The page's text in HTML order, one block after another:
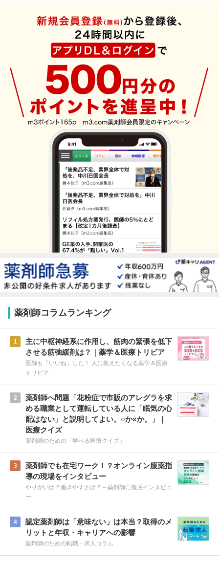
薬剤師コラムランキング
1
主に中枢神経系に作用し、筋肉の緊張を低下
させる筋弛緩剤は？｜薬学＆医療トリビア
医師も「いいね」した！ 人に教えたくなる薬学＆医療
トリビア
2
薬剤師へ問題「花粉症で市販のアレグラを求
める職業として運転している人に「眠気の心
配はない」と説明してよい。○か×か。」｜
医療クイズ
薬剤師のための「学べる医療クイズ」
3
薬剤師でも在宅ワーク！？オンライン服薬指
導の現場をインタビュー
やりがいは？働きやすさは？～薬剤師に徹底インタビュ
ー
4
認定薬剤師は「意味ない」は本当？取得のメ
リットと年収・キャリアへの影響
薬剤師のための転職・求人コラム